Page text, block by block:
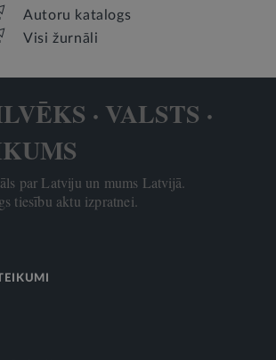
Autoru katalogs
Visi žurnāli
· VALSTS ·
par Latviju un mums Latvijā.
tiesību aktu izpratnei.